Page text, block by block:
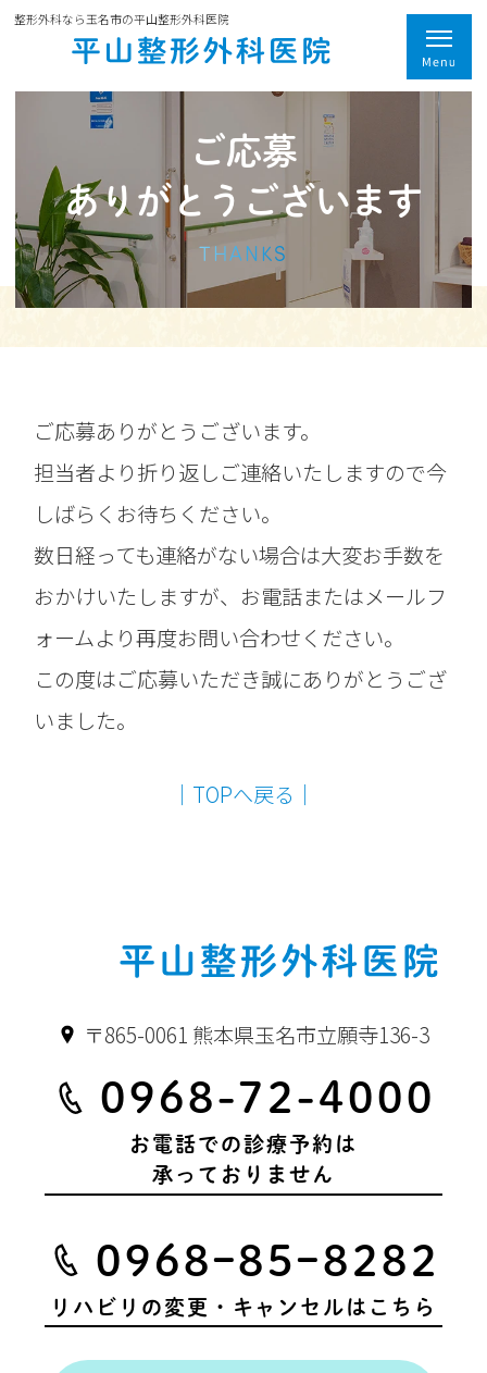
整形外科なら玉名市の平山整形外科医院
ご応募
ありがとうございます
THANKS
ご応募ありがとうございます。
担当者より折り返しご連絡いたしますので今
しばらくお待ちください。
数日経っても連絡がない場合は大変お手数を
おかけいたしますが、お電話またはメールフ
ォームより再度お問い合わせください。
この度はご応募いただき誠にありがとうござ
いました。
│TOPへ戻る│
〒865-0061 熊本県玉名市立願寺136-3
0968-72-4000
お電話での診療予約は
承っておりません
0968ｰ85ｰ8282
リハビリの変更・キャンセルはこちら